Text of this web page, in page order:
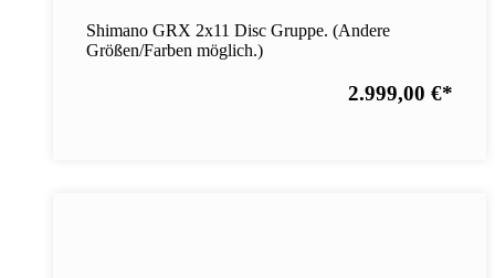
Shimano GRX 2x11 Disc Gruppe. (Andere
Größen/Farben möglich.)
2.999,00 €*